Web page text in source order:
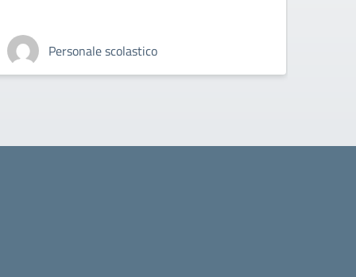
Personale scolastico